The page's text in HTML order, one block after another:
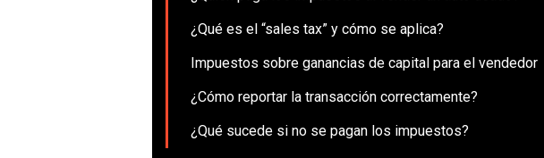
¿Qué es el “sales tax” y cómo se aplica?
Impuestos sobre ganancias de capital para el vendedor
¿Cómo reportar la transacción correctamente?
¿Qué sucede si no se pagan los impuestos?